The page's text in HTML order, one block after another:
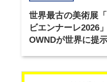
世界最古の美術展
ビエンナーレ2026
OWNDが世界に提